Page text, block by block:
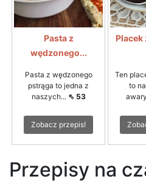
Pasta z
wędzonego...
Pasta z wędzonego
pstrąga to jedna z
naszych... ⇖ 53
Zobacz przepis!
Placek
Ten
to
Przepisy na